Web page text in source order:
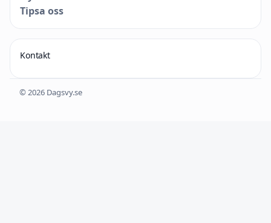
Tipsa oss
Kontakt
© 2026 Dagsvy.se